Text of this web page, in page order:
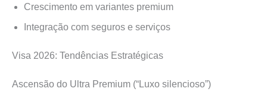
Crescimento em variantes premium
Integração com seguros e serviços
Visa 2026: Tendências Estratégicas
Ascensão do Ultra Premium (“Luxo silencioso”)